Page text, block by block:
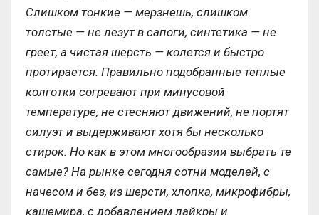
Слишком тонкие — мерзнешь, слишком
толстые — не лезут в сапоги, синтетика — не
греет, а чистая шерсть — колется и быстро
протирается. Правильно подобранные теплые
колготки согревают при минусовой
температуре, не стесняют движений, не портят
силуэт и выдерживают хотя бы несколько
стирок. Но как в этом многообразии выбрать те
самые? На рынке сегодня сотни моделей, с
начесом и без, из шерсти, хлопка, микрофибры,
кашемира, с добавлением лайкры и